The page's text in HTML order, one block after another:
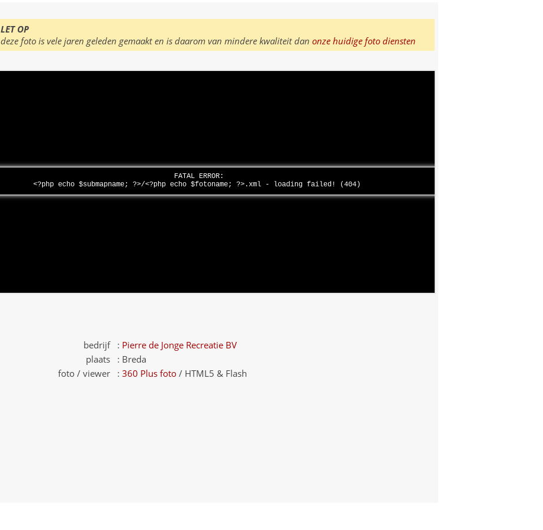
LET OP
deze foto is vele jaren geleden gemaakt en is daarom van mindere kwaliteit dan onze huidige foto diensten
FATAL ERROR:
<?php echo $submapname; ?>/<?php echo $fotoname; ?>.xml - loading failed! (404)
bedrijf : Pierre de Jonge Recreatie BV
plaats : Breda
foto / viewer : 360 Plus foto / HTML5 & Flash